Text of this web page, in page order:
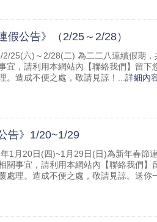
假公告》（2/25～2/28）
2/25(六)～2/28(二) 為二二八連續假期
宜，請利用本網站內【聯絡我們】留
。造成不便之處，敬請見諒！
...詳細內
告》1/20~1/29
1月20日(四)~1月29日(日)為新年春節
關事宜，請利用本網站內【聯絡我們
處理。造成不便之處，敬請見諒。送